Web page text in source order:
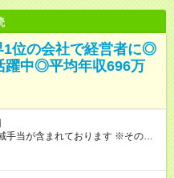
位の会社で経営者に◎
躍中◎平均年収696万
含まれております ※その他ブ
単位での残業代（100％支給）や
月給例＞ 【例1】転